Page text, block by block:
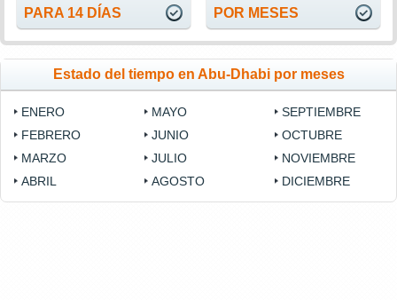
PARA 14 DÍAS POR MESES
Estado del tiempo en Abu-Dhabi por meses
ENERO
FEBRERO
MARZO
ABRIL
MAYO
JUNIO
JULIO
AGOSTO
SEPTIEMBRE
OCTUBRE
NOVIEMBRE
DICIEMBRE